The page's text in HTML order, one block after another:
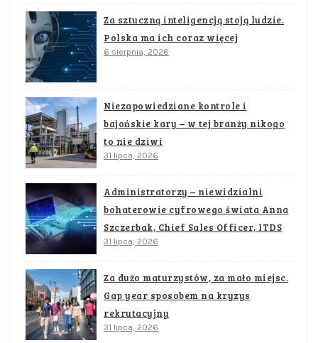
Za sztuczną inteligencją stoją ludzie.
Polska ma ich coraz więcej
6 sierpnia, 2026
Niezapowiedziane kontrole i
bajońskie kary – w tej branży nikogo
to nie dziwi
31 lipca, 2026
Administratorzy – niewidzialni
bohaterowie cyfrowego świata Anna
Szczerbak, Chief Sales Officer, ITDS
31 lipca, 2026
Za dużo maturzystów, za mało miejsc.
Gap year sposobem na kryzys
rekrutacyjny
31 lipca, 2026